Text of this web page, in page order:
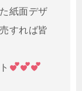
紙面デザ
すれば皆